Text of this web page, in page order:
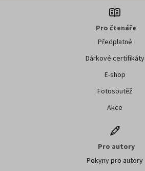
Pro čtenáře
Předplatné
Dárkové certifikáty
E-shop
Fotosoutěž
Akce
Pro autory
Pokyny pro autory